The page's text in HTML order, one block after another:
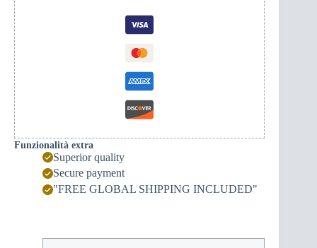
Funzionalità extra
Superior quality
Secure payment
"FREE GLOBAL SHIPPING INCLUDED"